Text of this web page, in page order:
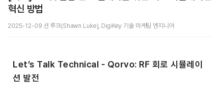
혁신 방법
2025-12-09 션 루크(Shawn Luke), DigiKey 기술 마케팅 엔지니어
Let’s Talk Technical - Qorvo: RF 회로 시뮬레이
션 발전